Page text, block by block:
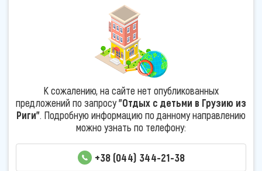
К сожалению, на сайте нет опубликованных
предложений по запросу"Отдых с детьми в Грузию из
Риги". Подробную информацию по данному направлению
можно узнать по телефону:
+38 (044) 344-21-38